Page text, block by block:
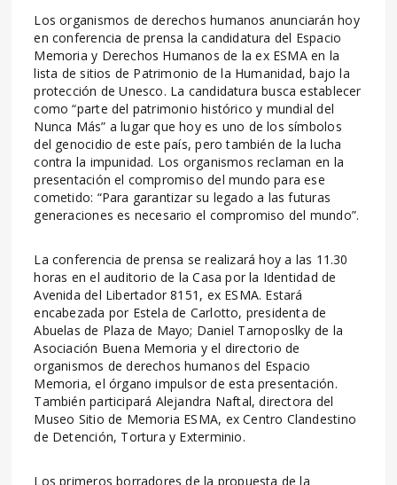
Los organismos de derechos humanos anunciarán hoy
en conferencia de prensa la candidatura del Espacio
Memoria y Derechos Humanos de la ex ESMA en la
lista de sitios de Patrimonio de la Humanidad, bajo la
protección de Unesco. La candidatura busca establecer
como “parte del patrimonio histórico y mundial del
Nunca Más” a lugar que hoy es uno de los símbolos
del genocidio de este país, pero también de la lucha
contra la impunidad. Los organismos reclaman en la
presentación el compromiso del mundo para ese
cometido: “Para garantizar su legado a las futuras
generaciones es necesario el compromiso del mundo”.
La conferencia de prensa se realizará hoy a las 11.30
horas en el auditorio de la Casa por la Identidad de
Avenida del Libertador 8151, ex ESMA. Estará
encabezada por Estela de Carlotto, presidenta de
Abuelas de Plaza de Mayo; Daniel Tarnoposlky de la
Asociación Buena Memoria y el directorio de
organismos de derechos humanos del Espacio
Memoria, el órgano impulsor de esta presentación.
También participará Alejandra Naftal, directora del
Museo Sitio de Memoria ESMA, ex Centro Clandestino
de Detención, Tortura y Exterminio.
Los primeros borradores de la propuesta de la